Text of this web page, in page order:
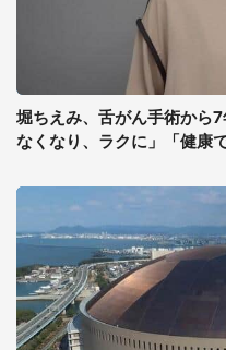
堀ちえみ、舌がん手術から
なくなり、ラクに」「健康